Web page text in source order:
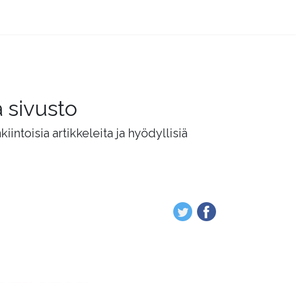
sivusto
artikkeleita ja hyödyllisiä